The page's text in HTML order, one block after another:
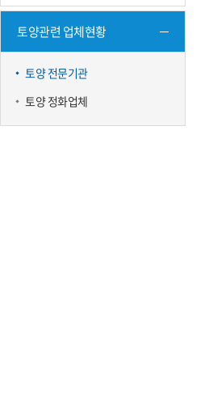
토양관련 업체현황
토양 전문기관
토양 정화업체